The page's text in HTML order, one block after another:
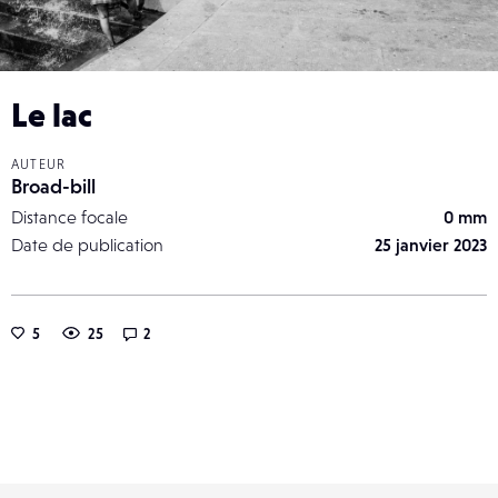
Le lac
AUTEUR
Broad-bill
Distance focale
0 mm
Date de publication
25 janvier 2023
5 25 2